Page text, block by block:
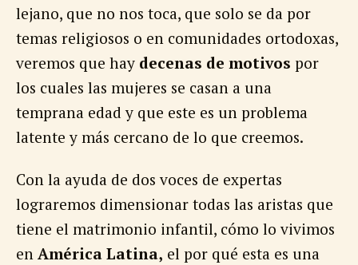
lejano, que no nos toca, que solo se da por
temas religiosos o en comunidades ortodoxas,
veremos que hay decenas de motivos por
los cuales las mujeres se casan a una
temprana edad y que este es un problema
latente y más cercano de lo que creemos.
Con la ayuda de dos voces de expertas
lograremos dimensionar todas las aristas que
tiene el matrimonio infantil, cómo lo vivimos
en América Latina, el por qué esta es una